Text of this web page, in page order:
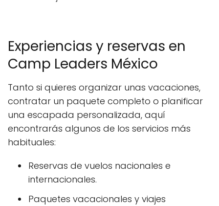
Experiencias y reservas en
Camp Leaders México
Tanto si quieres organizar unas vacaciones,
contratar un paquete completo o planificar
una escapada personalizada, aquí
encontrarás algunos de los servicios más
habituales:
Reservas de vuelos nacionales e
internacionales.
Paquetes vacacionales y viajes